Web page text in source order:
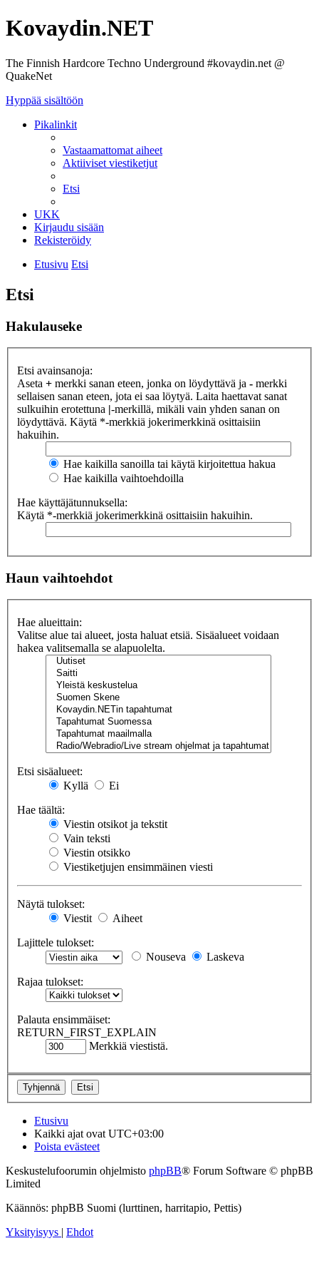
Kovaydin.NET
The Finnish Hardcore Techno Underground #kovaydin.net @
QuakeNet
Hyppää sisältöön
Pikalinkit
Vastaamattomat aiheet
Aktiiviset viestiketjut
Etsi
UKK
Kirjaudu sisään
Rekisteröidy
Etusivu Etsi
Etsi
Hakulauseke
Etsi avainsanoja:
Aseta + merkki sanan eteen, jonka on löydyttävä ja - merkki
sellaisen sanan eteen, jota ei saa löytyä. Laita haettavat sanat
sulkuihin erotettuna |-merkillä, mikäli vain yhden sanan on
löydyttävä. Käytä *-merkkiä jokerimerkkinä osittaisiin
hakuihin.
Hae kaikilla sanoilla tai käytä kirjoitettua hakua
Hae kaikilla vaihtoehdoilla
Hae käyttäjätunnuksella:
Käytä *-merkkiä jokerimerkkinä osittaisiin hakuihin.
Haun vaihtoehdot
Hae alueittain:
Valitse alue tai alueet, josta haluat etsiä. Sisäalueet voidaan
hakea valitsemalla se alapuolelta.
Etsi sisäalueet:
Kyllä
Ei
Hae täältä:
Viestin otsikot ja tekstit
Vain teksti
Viestin otsikko
Viestiketjujen ensimmäinen viesti
Näytä tulokset:
Viestit
Aiheet
Lajittele tulokset:
Nouseva
Laskeva
Rajaa tulokset:
Palauta ensimmäiset:
RETURN_FIRST_EXPLAIN
Merkkiä viestistä.
Etusivu
Kaikki ajat ovat UTC+03:00
Poista evästeet
Keskustelufoorumin ohjelmisto phpBB® Forum Software © phpBB
Limited
Käännös: phpBB Suomi (lurttinen, harritapio, Pettis)
Yksityisyys | Ehdot